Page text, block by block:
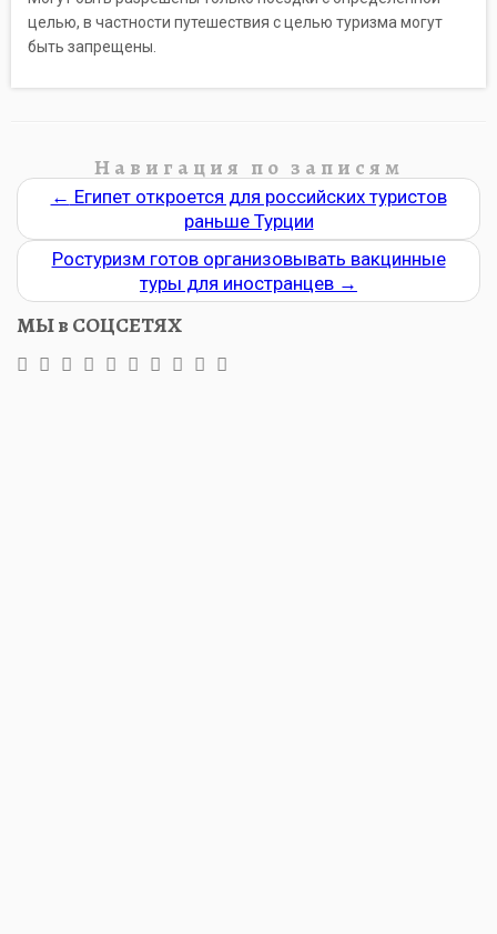
целью, в частности путешествия с целью туризма могут
быть запрещены.
Навигация по записям
← Египет откроется для российских туристов
раньше Турции
Ростуризм готов организовывать вакцинные
туры для иностранцев →
МЫ в СОЦСЕТЯХ